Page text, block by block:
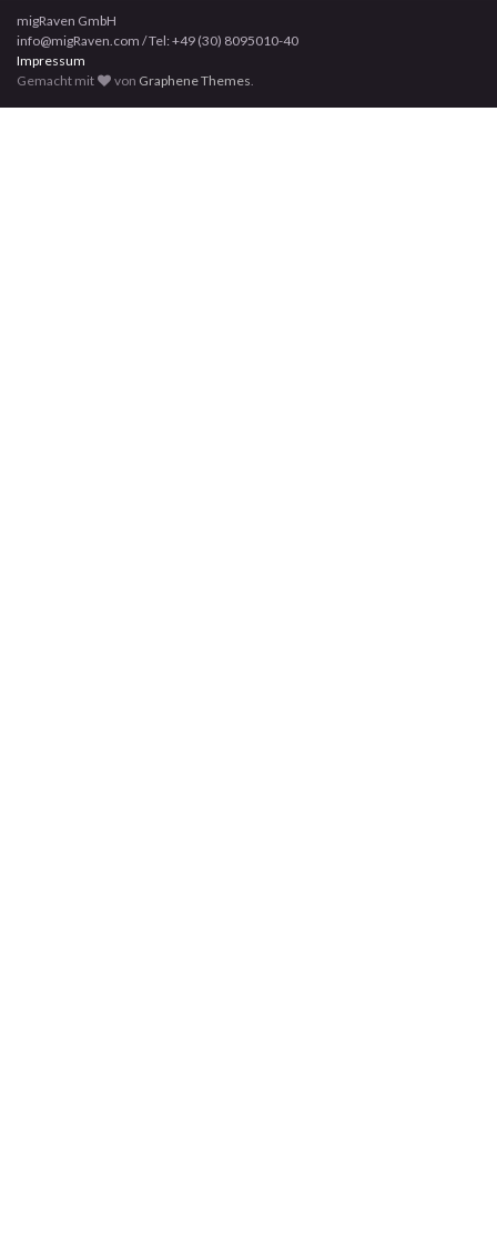
migRaven GmbH
info@migRaven.com / Tel: +49 (30) 8095010-40
Impressum
Gemacht mit
von Graphene Themes